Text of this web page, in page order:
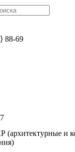
⟩ 88-69
(архитектурные и